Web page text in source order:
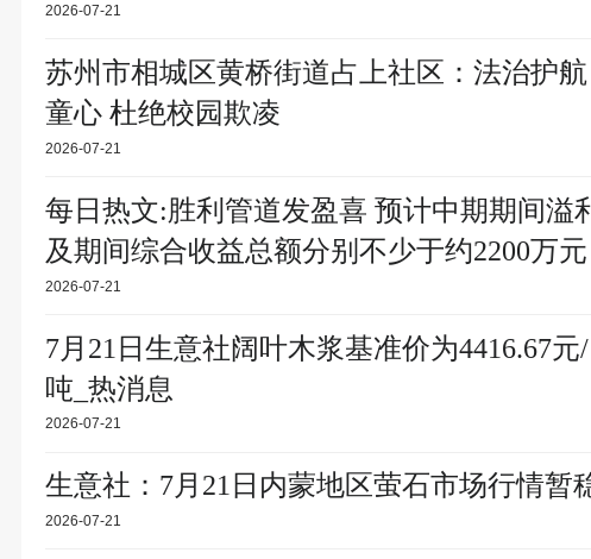
2026-07-21
苏州市相城区黄桥街道占上社区：法治护航
童心 杜绝校园欺凌
2026-07-21
每日热文:胜利管道发盈喜 预计中期期间溢
及期间综合收益总额分别不少于约2200万元
同比扭亏为盈
2026-07-21
7月21日生意社阔叶木浆基准价为4416.67元/
吨_热消息
2026-07-21
生意社：7月21日内蒙地区萤石市场行情暂
2026-07-21